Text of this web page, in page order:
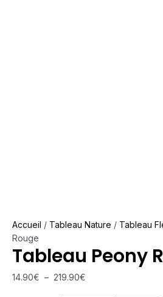
Accueil / Tableau Nature / Tableau
Rouge
Tableau Peony
14.90€ – 219.90€